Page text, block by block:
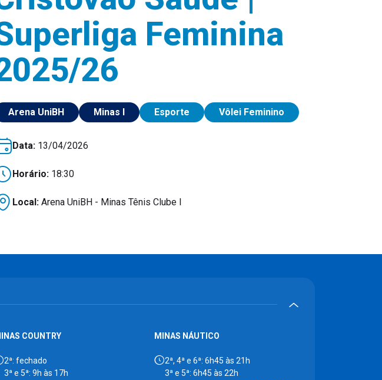
Feminina
26
Arena UniBH Minas I Esporte Vôlei Feminino
Data: 13/04/2026
Horário: 18:30
Local: Arena UniBH - Minas Tênis Clube I
COUNTRY
2ª: fechado
3ª e 5ª: 9h às 17h
MINAS NÁUTICO
2ª, 4ª e 6ª: 6h45 às 21h
3ª e 5ª: 6h45 às 22h